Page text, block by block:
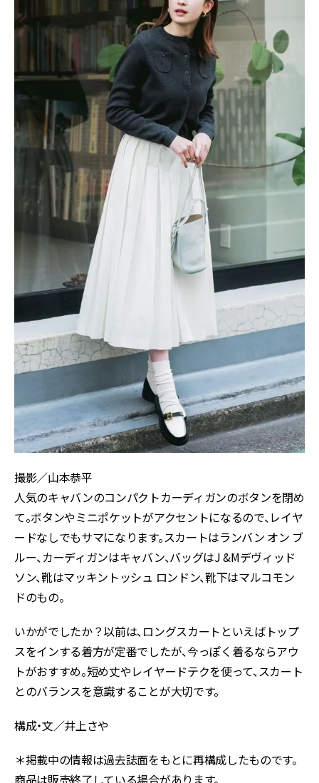
撮影／山本恭平
人気のキャバンのコンパクトカーディガンのボタンを閉め
て。ボタンやミニポケットがアクセントになるので、レイヤ
ードなしでもサマになります。スカートはランバン オン ブ
ルー、カーディガンはキャバン、バッグはJ &Mデヴィッド
ソン、靴はマッキントッシュ ロンドン、靴下はマルコモン
ドのもの。
いかがでしたか？以前は、ロングスカートといえばトップ
スをインする着方が定番でしたが、今っぽく着るならアウ
トがおすすめ。短め丈やレイヤードテクを使って、スカート
とのバランスを意識することが大切です。
構成・文／井上さや
＊掲載中の情報は過去誌面をもとに再構成したものです。
商品は販売終了している場合があります。